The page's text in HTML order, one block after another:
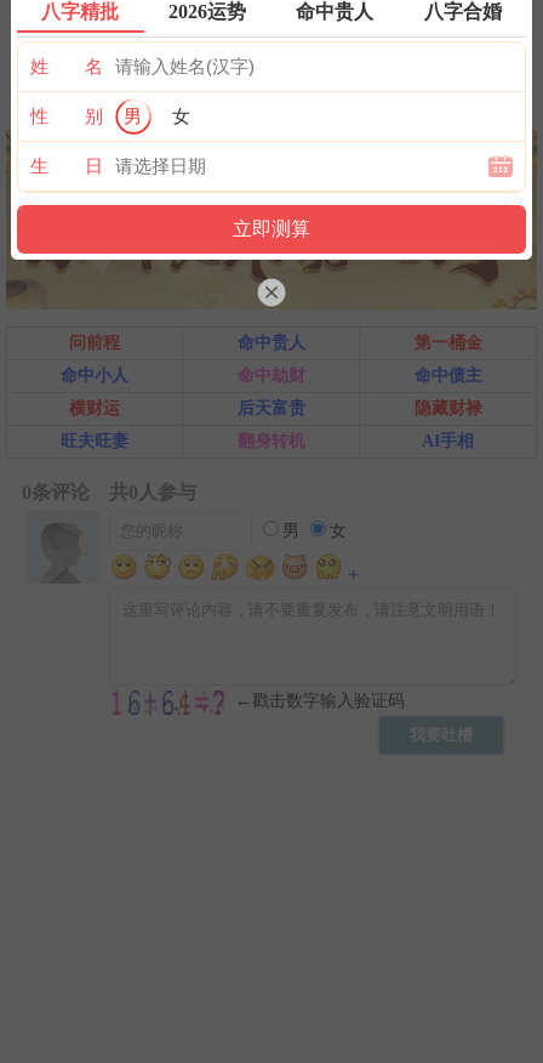
八字精批 2026运势 命中贵人 八字合婚
姓 名
性 别 男 女
生 日
八字终身运 河洛一生婚禄 精品轮回书 韦千里批命
问前程 命中贵人
第一桶金
命中小人
命中劫财
命中债主
横财运
后天富贵
隐藏财禄
旺夫旺妻
翻身转机 AI手相